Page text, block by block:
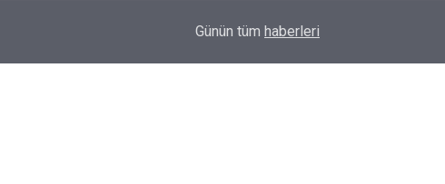
Musul’daki Ölüm Çukurunda 8 Bin Ceset
Günün tüm haberleri